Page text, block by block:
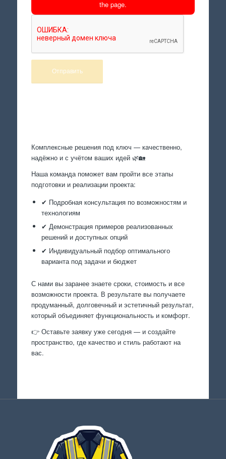
the page.
Комплексные решения под ключ — качественно,
надёжно и с учётом ваших идей 🌿🏡
Наша команда поможет вам пройти все этапы
подготовки и реализации проекта:
✔ Подробная консультация по возможностям и
технологиям
✔ Демонстрация примеров реализованных
решений и доступных опций
✔ Индивидуальный подбор оптимального
варианта под задачи и бюджет
С нами вы заранее знаете сроки, стоимость и все
возможности проекта. В результате вы получаете
продуманный, долговечный и эстетичный результат,
который объединяет функциональность и комфорт.
👉 Оставьте заявку уже сегодня — и создайте
пространство, где качество и стиль работают на
вас.